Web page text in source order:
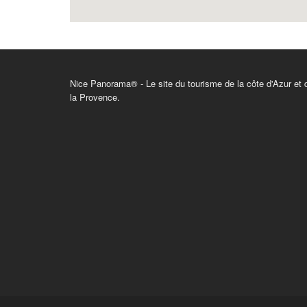
Nice Panorama® - Le site du tourisme de la côte d'Azur et
la Provence.